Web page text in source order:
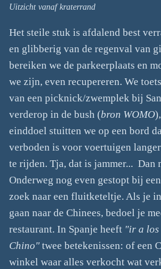
Uitzicht vanaf kraterrand
Het steile stuk is afdalend best
en glibberig van de regenval van
bereiken we de parkeerplaats en
we zijn, even recupereren. We
van een picknick/zwemplek bij
verderop in de bush (bron WOMO
einddoel stuitten we op een bord
verboden is voor voertuigen
te rijden. Tja, dat is jammer... Dan
Onderweg nog even gestopt bij
zoek naar een fluitketeltje. Als je
gaan naar de Chinees, bedoel je
restaurant. In Spanje heeft "ir a
Chino" twee betekenissen: of een
winkel waar alles verkocht wat